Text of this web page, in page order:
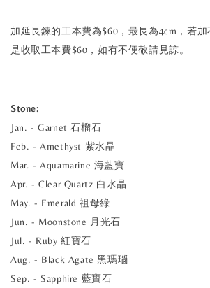
加延長鍊的工本費為$60，最長為4cm，若
是收取工本費$60，如有不便敬請見諒。
Stone:
Jan. - Garnet 石榴石
Feb. - Amethyst 紫水晶
Mar. - Aquamarine 海藍寶
Apr. - Clear Quartz 白水晶
May. - Emerald 祖母綠
Jun. - Moonstone 月光石
Jul. - Ruby 紅寶石
Aug. - Black Agate 黑瑪瑙
Sep. - Sapphire 藍寶石